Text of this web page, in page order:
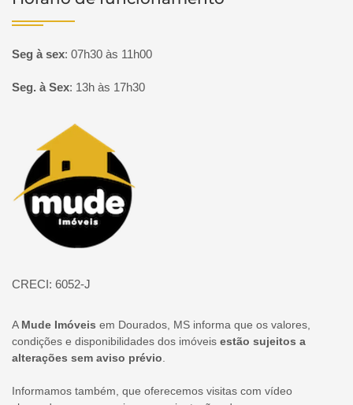
Seg à sex: 07h30 às 11h00
Seg. à Sex: 13h às 17h30
Página inicial
CRECI: 6052-J
A Mude Imóveis em Dourados, MS informa que os valores,
condições e disponibilidades dos imóveis estão sujeitos a
alterações sem aviso prévio
Informamos também, que oferecemos visitas com vídeo